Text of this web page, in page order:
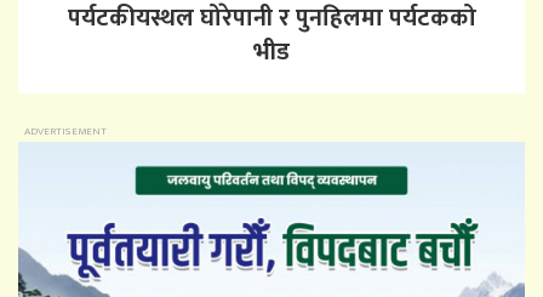
पर्यटकीयस्थल घोरेपानी र पुनहिलमा पर्यटकको
भीड